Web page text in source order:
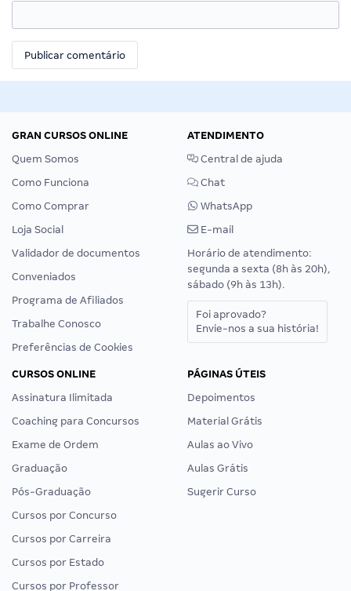
GRAN CURSOS ONLINE
Quem Somos
Como Funciona
Como Comprar
Loja Social
Validador de documentos
Conveniados
Programa de Afiliados
Trabalhe Conosco
Preferências de Cookies
ATENDIMENTO
Central de ajuda
Chat
WhatsApp
E-mail
Horário de atendimento:
segunda a sexta (8h às 20h),
sábado (9h às 13h).
Foi aprovado?
Envie-nos a sua história!
CURSOS ONLINE
Assinatura Ilimitada
Coaching para Concursos
Exame de Ordem
Graduação
Pós-Graduação
Cursos por Concurso
Cursos por Carreira
Cursos por Estado
Cursos por Professor
PÁGINAS ÚTEIS
Depoimentos
Material Grátis
Aulas ao Vivo
Aulas Grátis
Sugerir Curso